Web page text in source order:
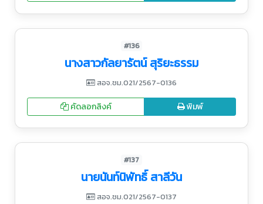
#136
นางสาวกัลยารัตน์ สุริยะธรรม
สอจ.ชม.021/2567-0136
คัดลอกลิงค์ พิมพ์
#137
นายนันท์นิพัทธิ์ สาลีวัน
สอจ.ชม.021/2567-0137